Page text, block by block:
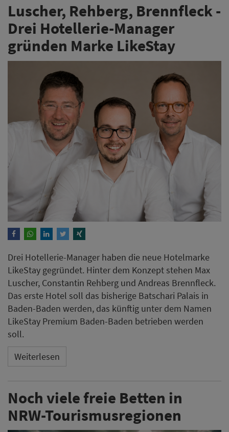
Luscher, Rehberg, Brennfleck -
Drei Hotellerie-Manager
gründen Marke LikeStay
Drei Hotellerie-Manager​​​​​​​ haben die neue Hotelmarke
LikeStay gegründet. Hinter dem Konzept stehen Max
Luscher, Constantin Rehberg und Andreas Brennfleck.
Das erste Hotel soll das bisherige Batschari Palais in
Baden-Baden werden, das künftig unter dem Namen
LikeStay Premium Baden-Baden betrieben werden
soll.
Weiterlesen
Noch viele freie Betten in
NRW-Tourismusregionen